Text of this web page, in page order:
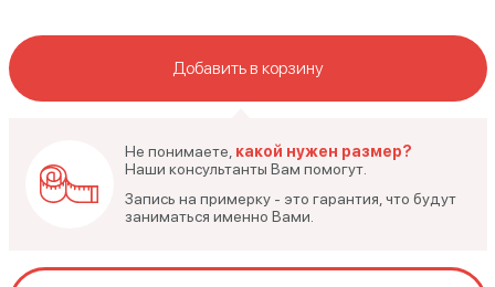
Добавить в корзину
Не понимаете, какой нужен размер?
Наши консультанты Вам помогут.
Запись на примерку - это гарантия, что будут
заниматься именно Вами.